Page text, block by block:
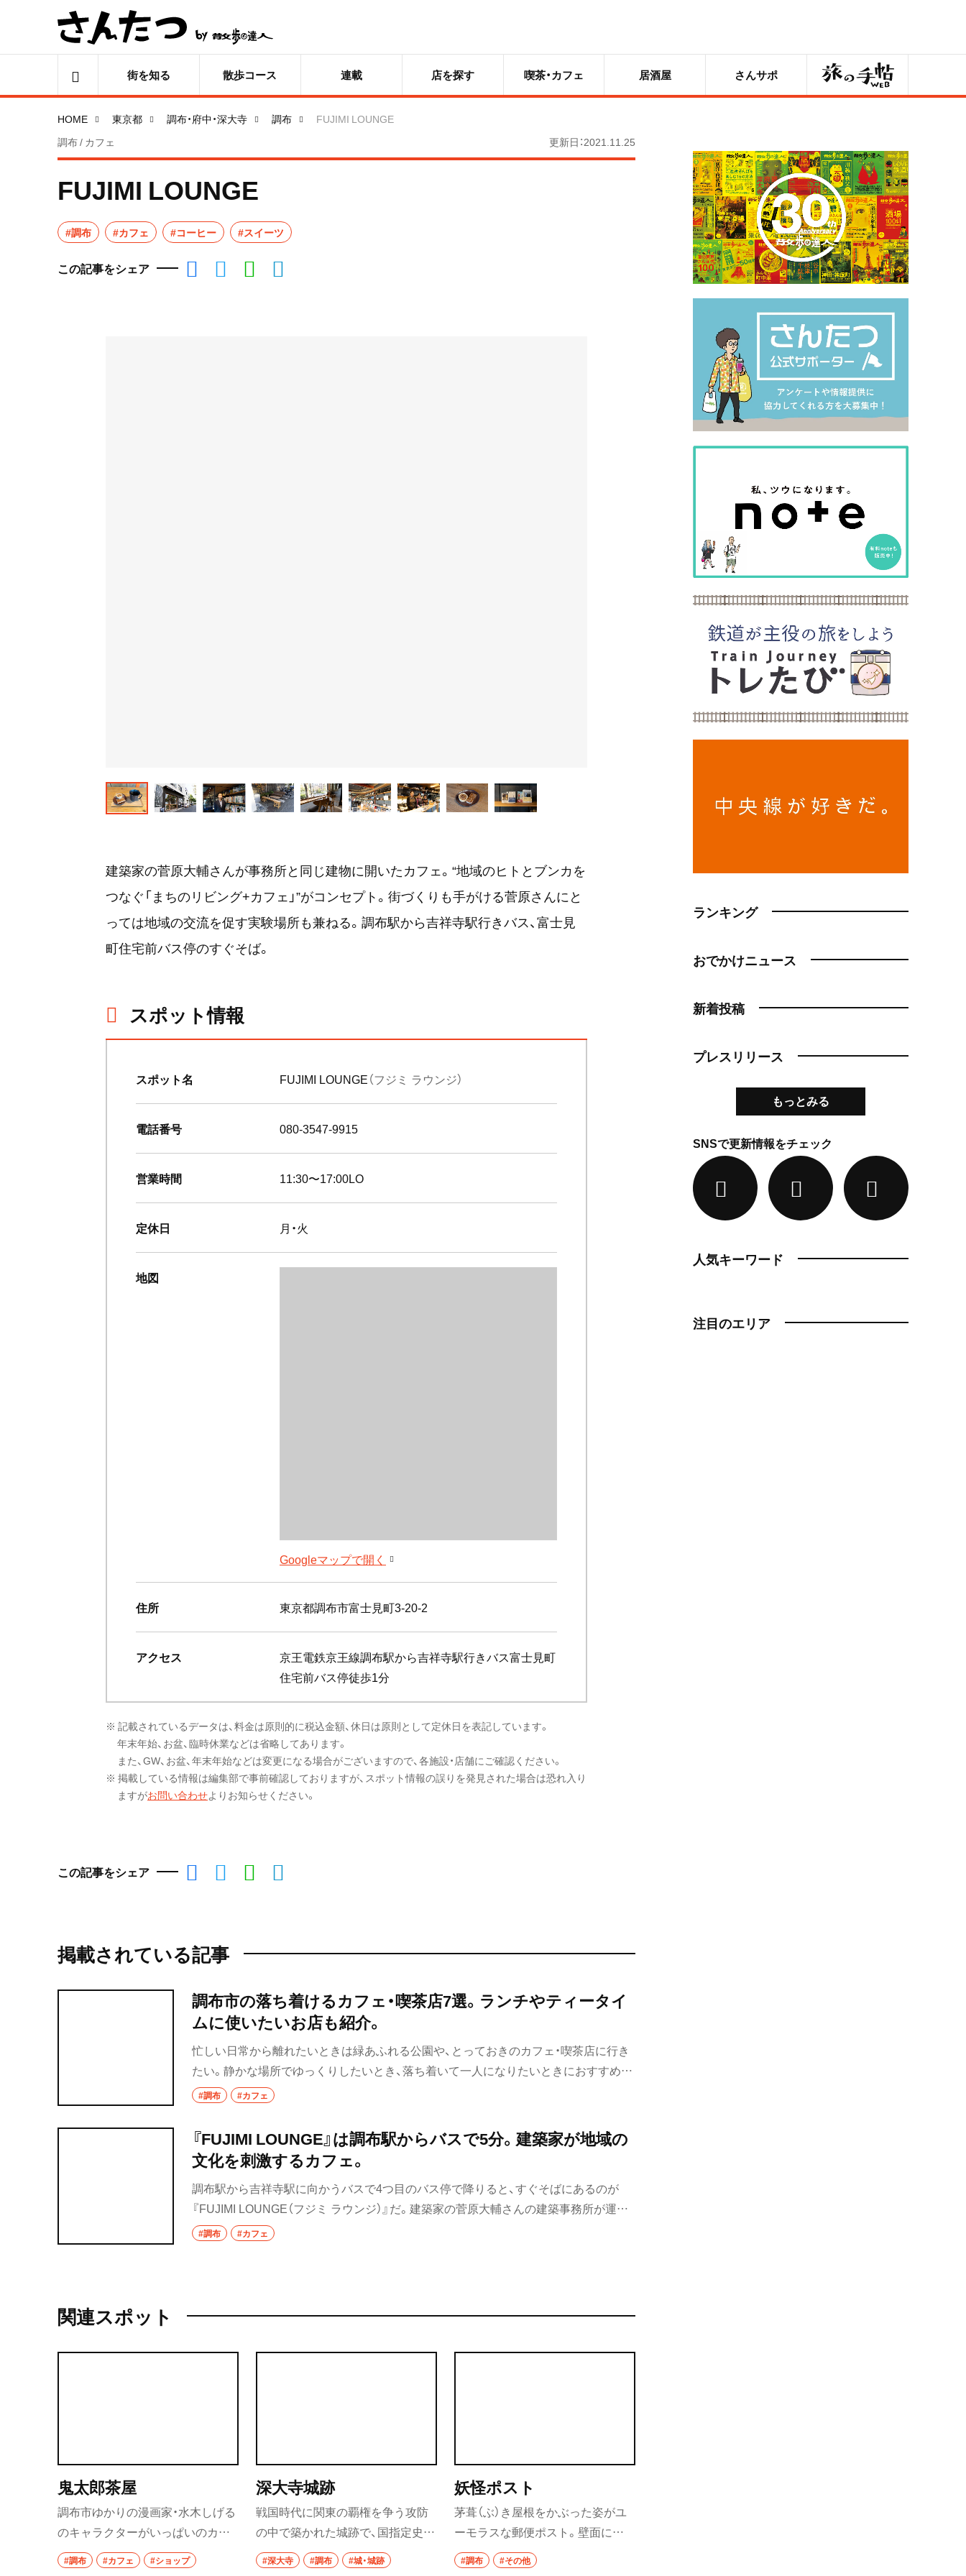
街を知る 散歩コース 連載 店を探す 喫茶・カフェ 居酒屋 さんサポ 旅の手帖
HOME 東京都 調布・府中・深大寺 調布
FUJIMI LOUNGE
調布 / カフェ
更新日：2021.11.25
FUJIMI LOUNGE
#調布 #カフェ #コーヒー #スイーツ
この記事をシェア
建築家の菅原大輔さんが事務所と同じ建物に開いたカフェ。“地域のヒトとブンカを
つなぐ「まちのリビング+カフェ」”がコンセプト。街づくりも手がける菅原さんにと
っては地域の交流を促す実験場所も兼ねる。調布駅から吉祥寺駅行きバス、富士見
町住宅前バス停のすぐそば。
スポット情報
スポット名 FUJIMI LOUNGE（フジミ ラウンジ）
電話番号 080-3547-9915
営業時間 11:30〜17:00LO
定休日 月・火
地図
Googleマップで開く
住所 東京都調布市富士見町3-20-2
アクセス
京王電鉄京王線調布駅から吉祥寺駅行きバス富士見町
住宅前バス停徒歩1分
※ 記載されているデータは、料金は原則的に税込金額、休日は原則として定休日を表記しています。
年末年始、お盆、臨時休業などは省略してあります。
また、GW、お盆、年末年始などは変更になる場合がございますので、各施設・店舗にご確認ください。
※ 掲載している情報は編集部で事前確認しておりますが、スポット情報の誤りを発見された場合は恐れ入り
ますがお問い合わせよりお知らせください。
この記事をシェア
掲載されている記事
調布市の落ち着けるカフェ・喫茶店7選。ランチやティータイ
ムに使いたいお店も紹介。
忙しい日常から離れたいときは緑あふれる公園や、とっておきのカフェ・喫茶店に行き
たい。静かな場所でゆっくりしたいとき、落ち着いて一人になりたいときにおすすめの
調布のカフェをご紹介。
#調布 #カフェ
『FUJIMI LOUNGE』は調布駅からバスで5分。建築家が地域の
文化を刺激するカフェ。
調布駅から吉祥寺駅に向かうバスで4つ目のバス停で降りると、すぐそばにあるのが
『FUJIMI LOUNGE（フジミ ラウンジ）』だ。建築家の菅原大輔さんの建築事務所が運営
している。調布まちづくりプロデューサーも務める菅原さんが、“地域のヒトとブンカ
#調布 #カフェ
関連スポット
鬼太郎茶屋
調布市ゆかりの漫画家・水木しげる
のキャラクターがいっぱいのカフ
ェ兼ショップ。水木しげるの世界
観を満喫でき、オリジナルグッズも
#調布 #カフェ #ショップ
深大寺城跡
戦国時代に関東の覇権を争う攻防
の中で築かれた城跡で、国指定史
跡。多摩川を望む高台の地形を利
用した防御構造が特徴で、復元した
#深大寺 #調布 #城・城跡
妖怪ポスト
茅葺（ぶ）き屋根をかぶった姿がユ
ーモラスな郵便ポスト。壁面に鬼
太郎と一反もめんや猫娘などの妖
怪が描かれた調布駅北第1自転車駐
#調布 #その他
ランキング
おでかけニュース
新着投稿
プレスリリース
もっとみる
SNSで更新情報をチェック
人気キーワード
注目のエリア